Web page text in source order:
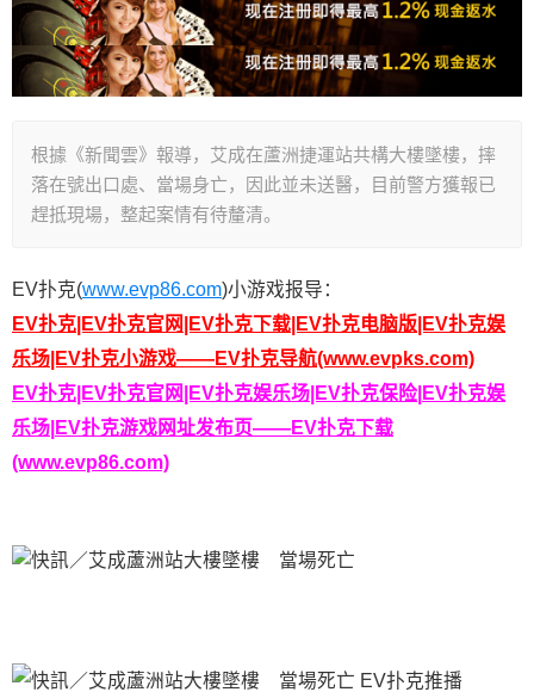
根據《新聞雲》報導，艾成在蘆洲捷運站共構大樓墜樓，摔
落在號出口處、當場身亡，因此並未送醫，目前警方獲報已
趕抵現場，整起案情有待釐清。
EV扑克(www.evp86.com)小游戏报导：
EV扑克|EV扑克官网 |EV扑克下载 |EV扑克电脑版|EV扑克娱
乐场|EV扑克小游戏——EV扑克导航(www.evpks.com)
EV扑克|EV扑克官网|EV扑克娱乐场|EV扑克保险 EV扑克娱
乐场 EV扑克游戏网址发布页——EV扑克下载
(www.evp86.com)
EV扑克推播